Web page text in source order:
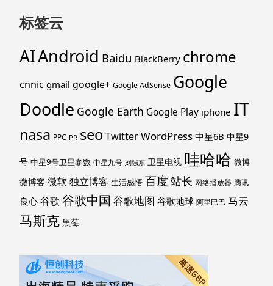
标签云
AIAndroid Baidu BlackBerry chrome
cnnic gmail google+ Google AdSense Google
Doodle Google Earth Google Play iphone IT
nasa PPC PR seoTwitterWordPress 中星6B 中星9
号 中星9号卫星参数 中星九号 刘强东 卫星电视 哇哈哈 微博
微博客 微软独立博客 生活感悟 百度 站长 网络播放器 腾讯
良心 谷歌 谷歌中国 谷歌地图 谷歌地球 阿里巴巴 马云
马斯克 黑莓